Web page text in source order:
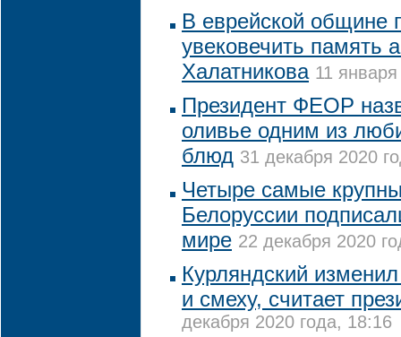
В еврейской общине
увековечить память
Халатникова 11
Президент ФЕОР
оливье одним из
блюд 31 декабря 2020
Четыре самые
Белоруссии
мире 22 декабря 2020
Курляндский
и смеху, считает
декабря 2020 года, 18:16